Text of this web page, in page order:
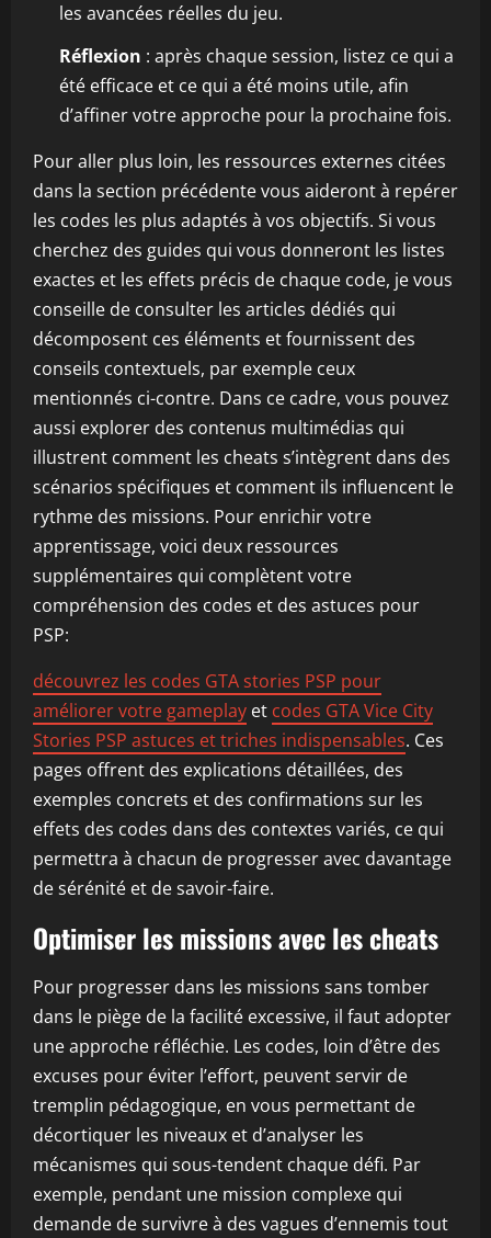
les avancées réelles du jeu.
Réflexion : après chaque session, listez ce qui a
été efficace et ce qui a été moins utile, afin
d’affiner votre approche pour la prochaine fois.
Pour aller plus loin, les ressources externes citées
dans la section précédente vous aideront à repérer
les codes les plus adaptés à vos objectifs. Si vous
cherchez des guides qui vous donneront les listes
exactes et les effets précis de chaque code, je vous
conseille de consulter les articles dédiés qui
décomposent ces éléments et fournissent des
conseils contextuels, par exemple ceux
mentionnés ci-contre. Dans ce cadre, vous pouvez
aussi explorer des contenus multimédias qui
illustrent comment les cheats s’intègrent dans des
scénarios spécifiques et comment ils influencent le
rythme des missions. Pour enrichir votre
apprentissage, voici deux ressources
supplémentaires qui complètent votre
compréhension des codes et des astuces pour
PSP:
découvrez les codes GTA stories PSP pour
améliorer votre gameplay et codes GTA Vice City
Stories PSP astuces et triches indispensables. Ces
pages offrent des explications détaillées, des
exemples concrets et des confirmations sur les
effets des codes dans des contextes variés, ce qui
permettra à chacun de progresser avec davantage
de sérénité et de savoir-faire.
Optimiser les missions avec les cheats
Pour progresser dans les missions sans tomber
dans le piège de la facilité excessive, il faut adopter
une approche réfléchie. Les codes, loin d’être des
excuses pour éviter l’effort, peuvent servir de
tremplin pédagogique, en vous permettant de
décortiquer les niveaux et d’analyser les
mécanismes qui sous-tendent chaque défi. Par
exemple, pendant une mission complexe qui
demande de survivre à des vagues d’ennemis tout